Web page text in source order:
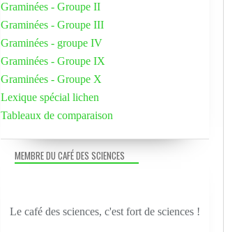
Graminées - Groupe II
Graminées - Groupe III
Graminées - groupe IV
Graminées - Groupe IX
Graminées - Groupe X
Lexique spécial lichen
Tableaux de comparaison
MEMBRE DU CAFÉ DES SCIENCES
Le café des sciences, c'est fort de sciences !